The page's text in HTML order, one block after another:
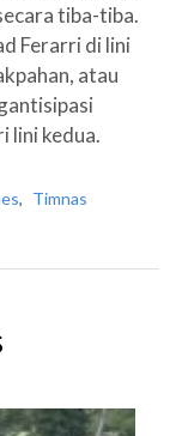
tiba-tiba.
Ferarri di lini
atau
lini kedua.
, Timnas